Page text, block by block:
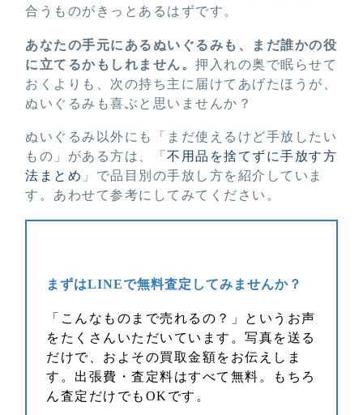
合うものがきっとあるはずです。
あなたの手元にあるぬいぐるみも、まだ誰かの役
に立てるかもしれません。 押入れの奥で眠らせて
おくよりも、次の持ち主に届けてあげたほうが、
ぬいぐるみも喜ぶと思いませんか？
ぬいぐるみ以外にも「まだ使えるけど手放したい
もの」がある方は、「 不用品を捨てずに手放す方
法まとめ 」で品目別の手放し方を紹介していま
す。あわせて参考にしてみてください。
まずはLINEで無料査定してみませんか？
「こんなものまで売れるの？」というお声
をたくさんいただいています。写真を送る
だけで、およその買取金額をお伝えしま
す。出張費・査定料はすべて無料。もちろ
ん査定だけでもOKです。